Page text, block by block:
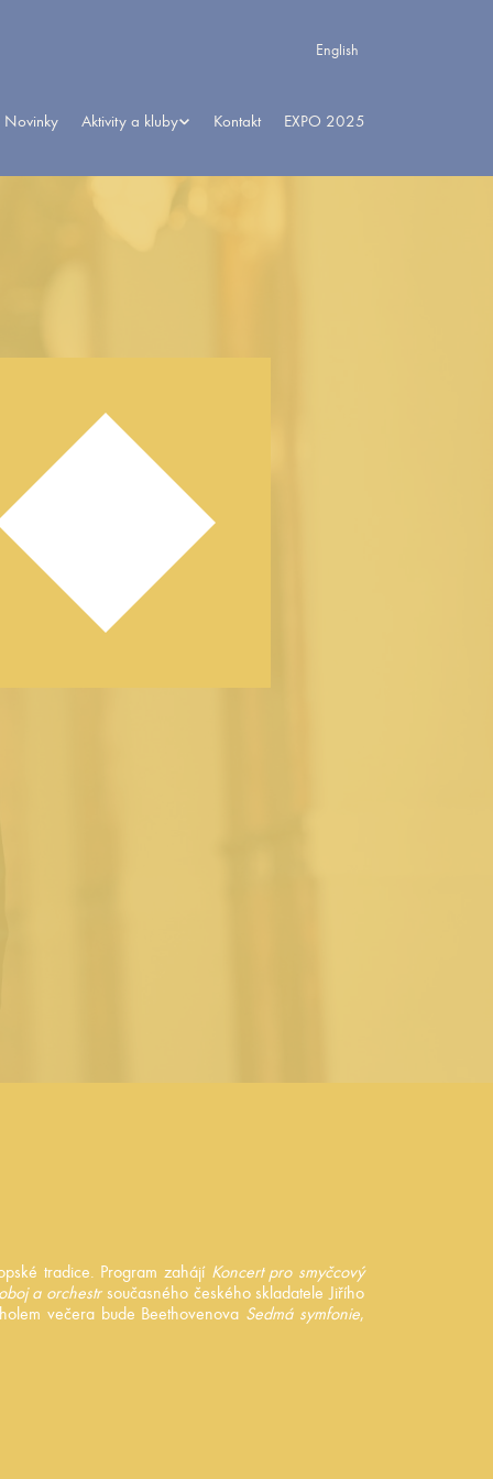
English
Novinky Aktivity a kluby Kontakt EXPO 2025
tradice. Program zahájí Koncert pro smyčcový
a orchestrsoučasného českého skladatele Jiřího
večera bude Beethovenova Sedmá symfonie,